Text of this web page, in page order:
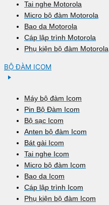
Tai nghe Motorola
Micro bộ đàm Motorola
Bao da Motorola
Cáp lập trình Motorola
Phụ kiện bộ đàm Motorola
BỘ ĐÀM ICOM
Máy bộ đàm Icom
Pin Bộ Đàm Icom
Bộ sạc Icom
Anten bộ đàm Icom
Bát gài Icom
Tai nghe Icom
Micro bộ đàm Icom
Bao da Icom
Cáp lập trình Icom
Phụ kiện bộ đàm Icom